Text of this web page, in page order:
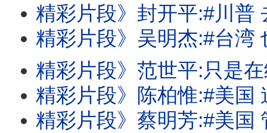
精彩片段》封开平:#川普 去
精彩片段》吴明杰:#台湾 也全面
精彩片段》范世平:只是在给#中国
精彩片段》陈柏惟:#美国 迫切关
精彩片段》蔡明芳:#美国 管制持续.#台